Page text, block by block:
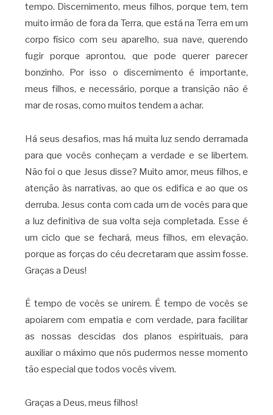
tempo. Discernimento, meus filhos, porque tem, tem
muito irmão de fora da Terra, que está na Terra em um
corpo físico com seu aparelho, sua nave, querendo
fugir porque aprontou, que pode querer parecer
bonzinho. Por isso o discernimento é importante,
meus filhos, e necessário, porque a transição não é
mar de rosas, como muitos tendem a achar.
Há seus desafios, mas há muita luz sendo derramada
para que vocês conheçam a verdade e se libertem.
Não foi o que Jesus disse? Muito amor, meus filhos, e
atenção às narrativas, ao que os edifica e ao que os
derruba. Jesus conta com cada um de vocês para que
a luz definitiva de sua volta seja completada. Esse é
um ciclo que se fechará, meus filhos, em elevação.
porque as forças do céu decretaram que assim fosse.
Graças a Deus!
É tempo de vocês se unirem. É tempo de vocês se
apoiarem com empatia e com verdade, para facilitar
as nossas descidas dos planos espirituais, para
auxiliar o máximo que nós pudermos nesse momento
tão especial que todos vocês vivem.
Graças a Deus, meus filhos!